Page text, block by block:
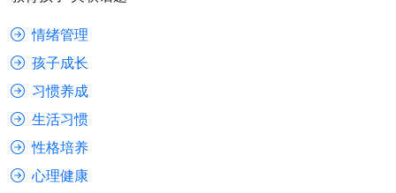
情绪管理
孩子成长
习惯养成
生活习惯
性格培养
心理健康